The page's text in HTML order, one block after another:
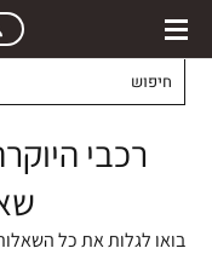
skip
content
skip
menu
בואו לגלות את כל